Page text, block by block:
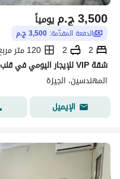
ج.م3,500 يومياً
الدفعة المقدّمة: 3,500 ج.م
2
2
120 متر مربع
شقة VIP للإيجار اليومي في قلب المهندسين – موقع مميز
المهندسين، الجيزة
الإيميل